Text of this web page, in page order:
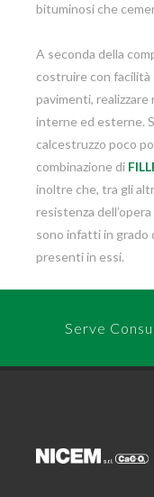
bituminosi che
A seconda della
costruire con
pavimenti,
interne ed esterne.
calcestruzzo poco
combinazione di
inoltre che, tra gli
resistenza
sono infatti in grado
presenti in essi.
Serve